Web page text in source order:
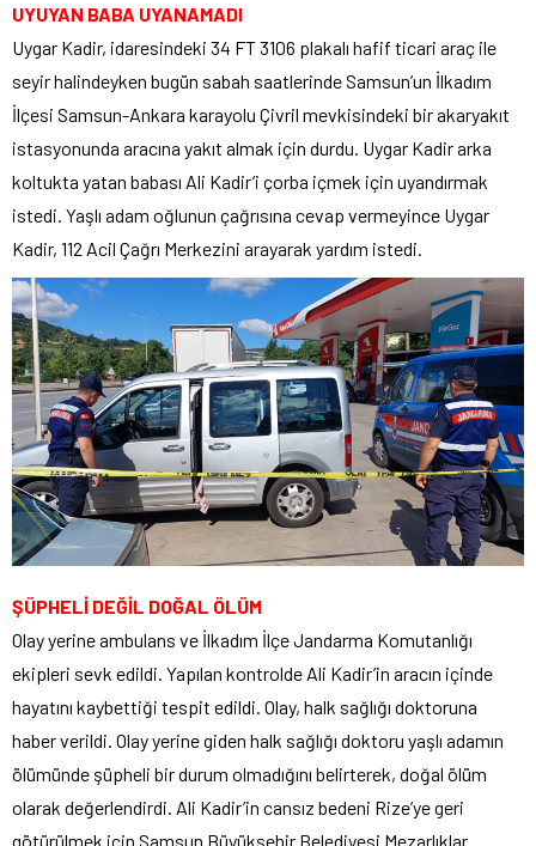
UYUYAN BABA UYANAMADI
Uygar Kadir, idaresindeki 34 FT 3106 plakalı hafif ticari araç ile
seyir halindeyken bugün sabah saatlerinde Samsun’un İlkadım
İlçesi Samsun-Ankara karayolu Çivril mevkisindeki bir akaryakıt
istasyonunda aracına yakıt almak için durdu. Uygar Kadir arka
koltukta yatan babası Ali Kadir’i çorba içmek için uyandırmak
istedi. Yaşlı adam oğlunun çağrısına cevap vermeyince Uygar
Kadir, 112 Acil Çağrı Merkezini arayarak yardım istedi.
ŞÜPHELİ DEĞİL DOĞAL ÖLÜM
Olay yerine ambulans ve İlkadım İlçe Jandarma Komutanlığı
ekipleri sevk edildi. Yapılan kontrolde Ali Kadir’in aracın içinde
hayatını kaybettiği tespit edildi. Olay, halk sağlığı doktoruna
haber verildi. Olay yerine giden halk sağlığı doktoru yaşlı adamın
ölümünde şüpheli bir durum olmadığını belirterek, doğal ölüm
olarak değerlendirdi. Ali Kadir’in cansız bedeni Rize’ye geri
götürülmek için Samsun Büyükşehir Belediyesi Mezarlıklar